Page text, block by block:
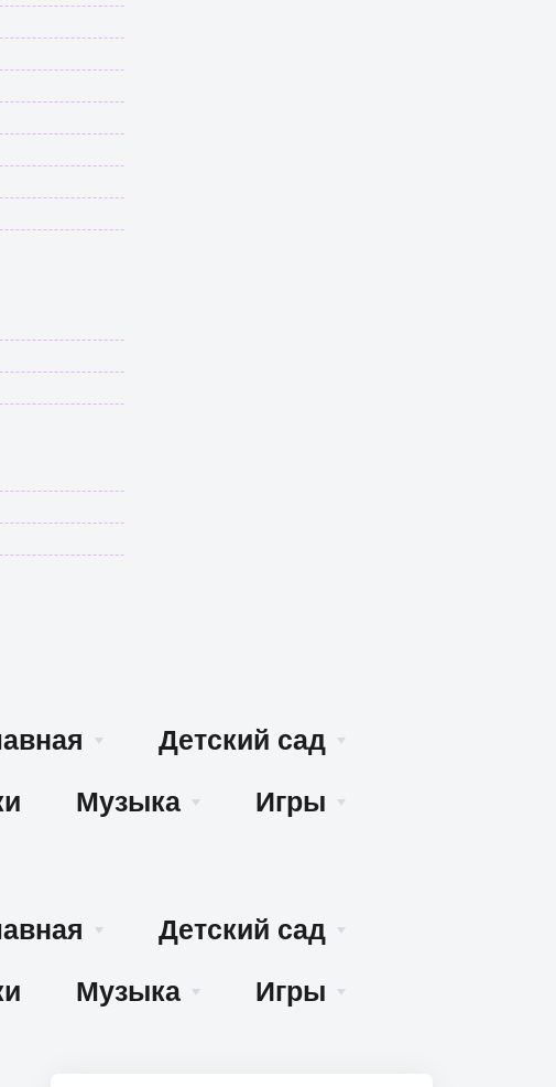
Детский сад
Музыка Игры
Детский сад
Музыка Игры